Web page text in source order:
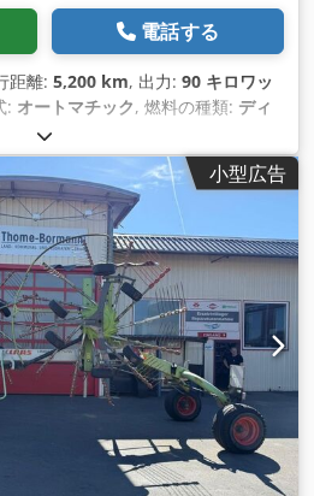
電話する
距離: 5,200 km, 出力: 90 キロワッ
: オートマチック, 燃料の種類: ディ
8,500 kg（キログラム）
載重量:2,900 kg（キログラム）, 揚
:1, 初回登録:01/2016, 稼働時間:
, 運転席:その他, ホイールベース:
小型広告